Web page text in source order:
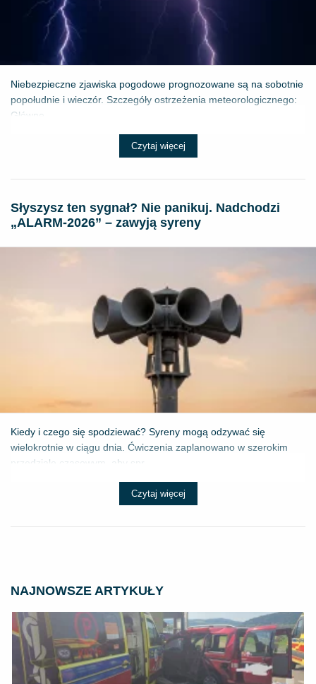
Niebezpieczne zjawiska pogodowe prognozowane są na sobotnie
popołudnie i wieczór. Szczegóły ostrzeżenia meteorologicznego:
Główne ...
Czytaj więcej
Słyszysz ten sygnał? Nie panikuj. Nadchodzi
„ALARM-2026” – zawyją syreny
Kiedy i czego się spodziewać? Syreny mogą odzywać się
wielokrotnie w ciągu dnia. Ćwiczenia zaplanowano w szerokim
przedziale czasowym, aby spr...
Czytaj więcej
NAJNOWSZE ARTYKUŁY